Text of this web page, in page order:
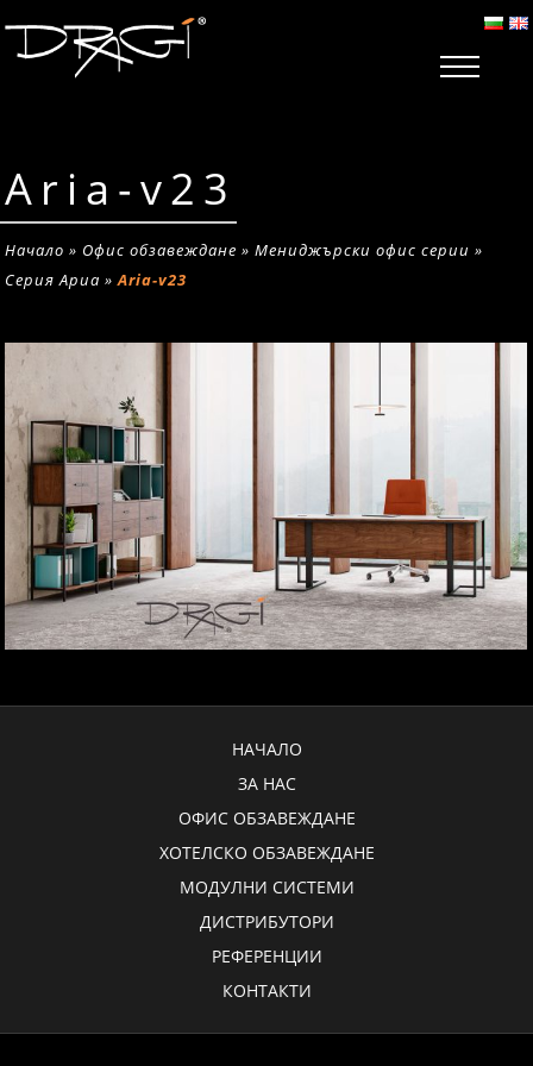
Aria-v23
Начало » Офис обзавеждане »Мениджърски офис серии »
Серия Ариа »Aria-v23
НАЧАЛО
ЗА НАС
ОФИС ОБЗАВЕЖДАНЕ
ХОТЕЛСКО ОБЗАВЕЖДАНЕ
МОДУЛНИ СИСТЕМИ
ДИСТРИБУТОРИ
РЕФЕРЕНЦИИ
КОНТАКТИ